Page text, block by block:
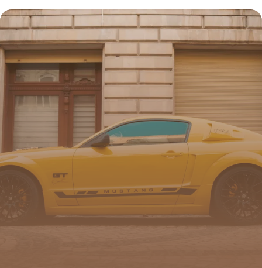
performance et raffinement sur route
16 juin 2026